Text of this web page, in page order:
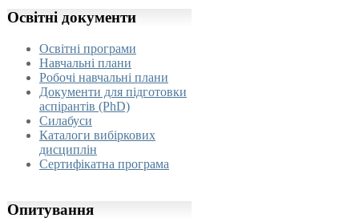
Освітні документи
Освітні програми
Навчальні плани
Робочі навчальні плани
Документи для підготовки
аспірантів (PhD)
Силабуси
Каталоги вибіркових
дисциплін
Сертифікатна програма
Опитування